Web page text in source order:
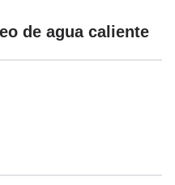
de agua caliente